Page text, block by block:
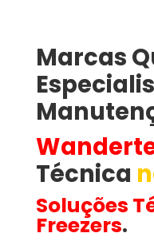
Marcas
Técnica
Soluções
Freezers.